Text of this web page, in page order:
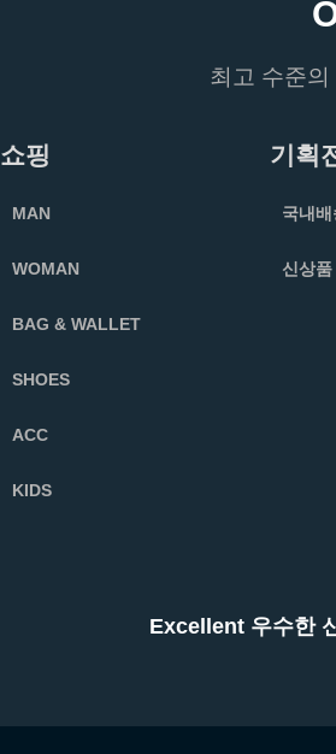
최고 수준
쇼핑
MAN
WOMAN
BAG & WALLET
SHOES
ACC
KIDS
기획
국내배
신상품
Excellent 우수한